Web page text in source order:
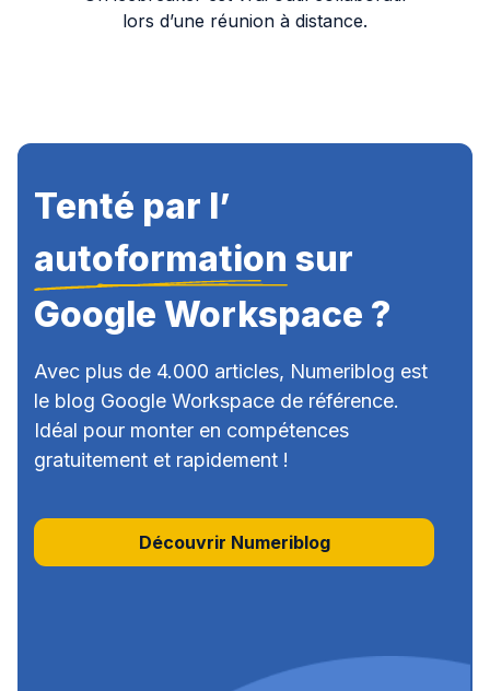
lors d’une réunion à distance.
Tenté par l’
autoformation sur
Google Workspace ?
Avec plus de 4.000 articles, Numeriblog est
le blog Google Workspace de référence.
Idéal pour monter en compétences
gratuitement et rapidement !
Découvrir Numeriblog